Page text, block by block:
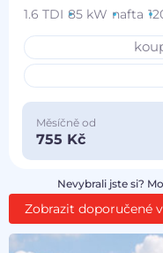
1.6 TDI 85 kW nafta
Měsíčně od
755 Kč
Nevybrali jste si?
Zobrazit doporučené